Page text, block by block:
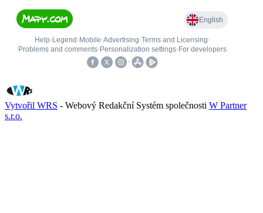
Vytvořil WRS - Webový Redakční Systém společnosti W Partner
s.r.o.